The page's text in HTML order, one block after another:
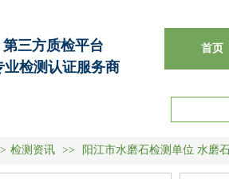
第三方质检平台
检测认证服务商
首页
检测资讯 >> 阳江市水磨石检测单位 水磨